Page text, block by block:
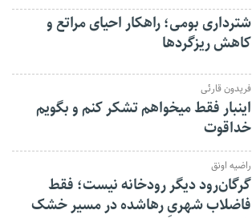
شترداری بومی؛ راهکار احیای مراتع و
کاهش ریزگردها
فریدون قارئی
اینبار فقط میخواهم تشکر کنم و بگویم
خداقوت
راضیه اونق
گرگان‌رود دیگر رودخانه نیست؛ فقط
فاضلاب شهریِ رهاشده در مسیر خشک